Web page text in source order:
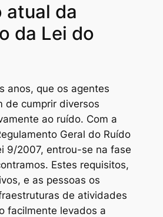
atual da
da Lei do
anos, que os agentes
de cumprir diversos
ao ruído. Com a
Geral do Ruído
9/2007, entrou-se na fase
Estes requisitos,
e as pessoas os
de atividades
facilmente levados a